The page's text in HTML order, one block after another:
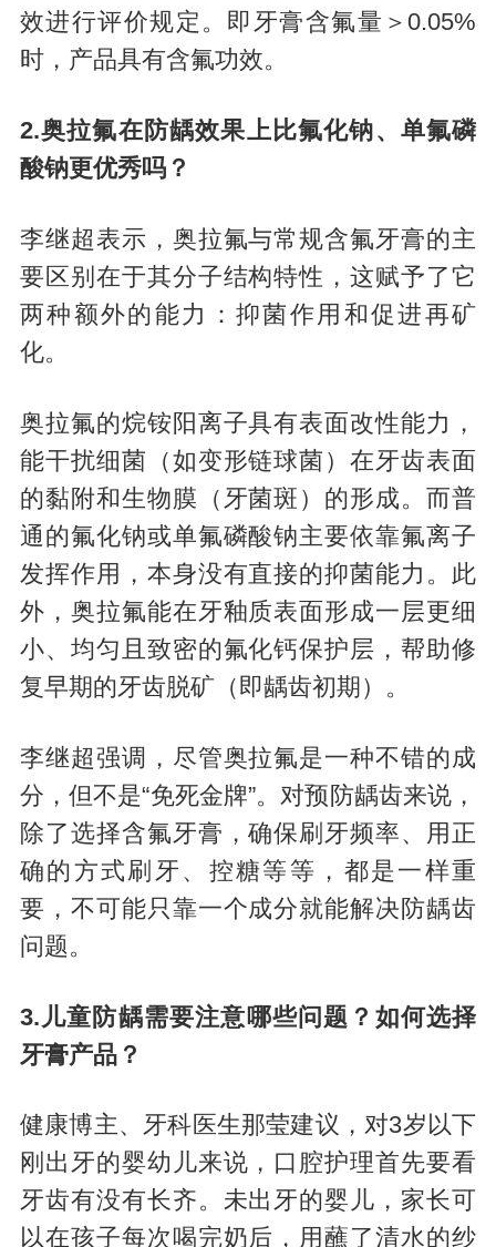
效进行评价规定。即牙膏含氟量＞0.05%
时，产品具有含氟功效。
2.奥拉氟在防龋效果上比氟化钠、单氟磷
酸钠更优秀吗？
李继超表示，奥拉氟与常规含氟牙膏的主
要区别在于其分子结构特性，这赋予了它
两种额外的能力：抑菌作用和促进再矿
化。
奥拉氟的烷铵阳离子具有表面改性能力，
能干扰细菌（如变形链球菌）在牙齿表面
的黏附和生物膜（牙菌斑）的形成。而普
通的氟化钠或单氟磷酸钠主要依靠氟离子
发挥作用，本身没有直接的抑菌能力。此
外，奥拉氟能在牙釉质表面形成一层更细
小、均匀且致密的氟化钙保护层，帮助修
复早期的牙齿脱矿（即龋齿初期）。
李继超强调，尽管奥拉氟是一种不错的成
分，但不是“免死金牌”。对预防龋齿来说，
除了选择含氟牙膏，确保刷牙频率、用正
确的方式刷牙、控糖等等，都是一样重
要，不可能只靠一个成分就能解决防龋齿
问题。
3.儿童防龋需要注意哪些问题？如何选择
牙膏产品？
健康博主、牙科医生那莹建议，对3岁以下
刚出牙的婴幼儿来说，口腔护理首先要看
牙齿有没有长齐。未出牙的婴儿，家长可
以在孩子每次喝完奶后，用蘸了清水的纱